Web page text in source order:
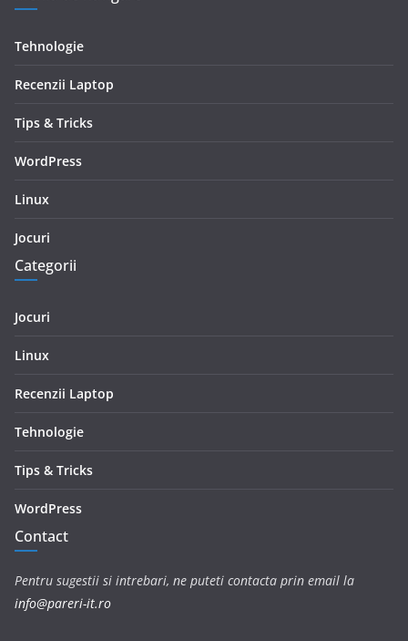
Tehnologie
Recenzii Laptop
Tips & Tricks
WordPress
Linux
Jocuri
Categorii
Jocuri
Linux
Recenzii Laptop
Tehnologie
Tips & Tricks
WordPress
Contact
Pentru sugestii si intrebari, ne puteti contacta prin email la
info@pareri-it.ro